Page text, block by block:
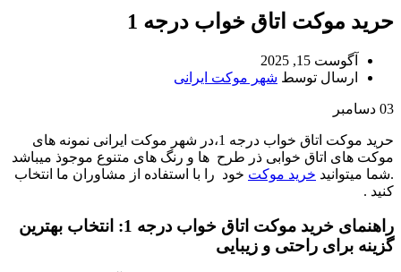
حرید موکت اتاق خواب درجه 1
آگوست 15, 2025
ارسال توسط شهر موکت ایرانی
03 دسامبر
حرید موکت اتاق خواب درجه 1،در شهر موکت ایرانی نمونه های
موکت های اتاق خوابی ذر طرح ها و رنگ های متنوع موجوذ میباشد
.شما میتوانید خرید موکت خود را با استفاده از مشاوران ما انتخاب
کنید .
راهنمای خرید موکت اتاق خواب درجه 1: انتخاب بهترین
گزینه برای راحتی و زیبایی